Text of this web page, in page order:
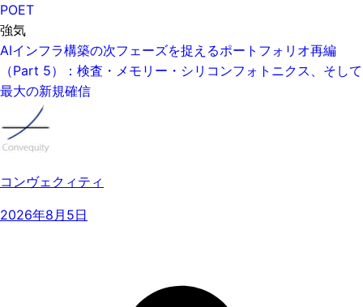
POET
強気
AIインフラ構築の次フェーズを捉えるポートフォリオ再編
（Part 5）：検査・メモリー・シリコンフォトニクス、そして
最大の新規確信
コンヴェクィティ
2026年8月5日